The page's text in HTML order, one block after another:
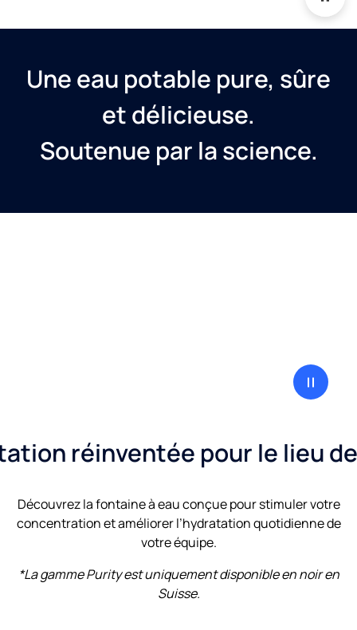
Une eau potable pure, sûre
et délicieuse.
Soutenue par la science.
réinventée pour le lieu
Découvrez la fontaine à eau conçue pour stimuler votre
concentration et améliorer l’hydratation quotidienne de
votre équipe.
*La gamme Purity est uniquement disponible en noir en
Suisse.